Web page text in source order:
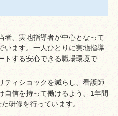
、実地指導者が中心となって
います。一人ひとりに実地指導
トする安心できる職場環境で
ィショックを減らし、看護師
自信を持って働けるよう、1年間
研修を行っています。